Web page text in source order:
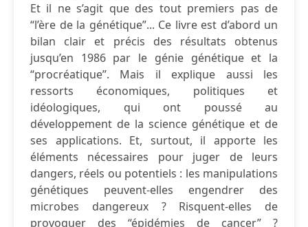
Et il ne s’agit que des tout premiers pas de
“l’ère de la génétique”... Ce livre est d’abord un
bilan clair et précis des résultats obtenus
jusqu’en 1986 par le génie génétique et la
“procréatique”. Mais il explique aussi les
ressorts économiques, politiques et
idéologiques, qui ont poussé au
développement de la science génétique et de
ses applications. Et, surtout, il apporte les
éléments nécessaires pour juger de leurs
dangers, réels ou potentiels : les manipulations
génétiques peuvent-elles engendrer des
microbes dangereux ? Risquent-elles de
provoquer des “épidémies de cancer” ?